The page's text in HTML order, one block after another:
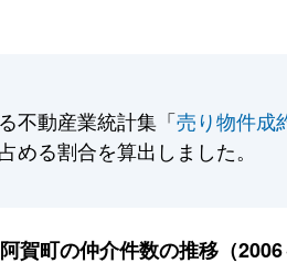
不動産業統計集「売り物件成
る割合を算出しました。
賀町の仲介件数の推移（2006